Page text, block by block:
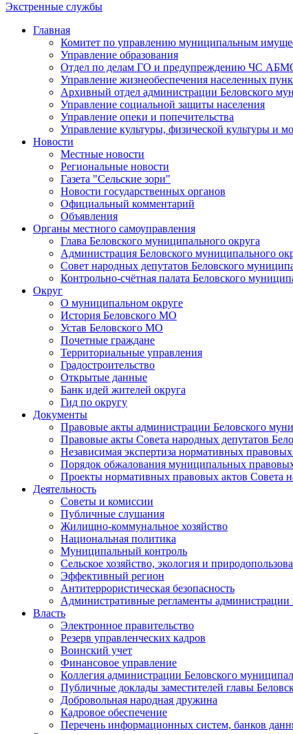
Экстренные службы
Главная
Комитет по управлению муниципальным
Управление образования
Отдел по делам ГО и предупреждению ЧС
Управление жизнеобеспечения населенных
Архивный отдел администрации Беловского
Управление социальной защиты населения
Управление опеки и попечительства
Управление культуры, физической культуры и
Новости
Местные новости
Региональные новости
Газета "Сельские зори"
Новости государственных органов
Официальный комментарий
Объявления
Органы местного самоуправления
Глава Беловского муниципального округа
Администрация Беловского муниципального
Совет народных депутатов Беловского
Контрольно-счётная палата Беловского
Округ
О муниципальном округе
История Беловского МО
Устав Беловского МО
Почетные граждане
Территориальные управления
Градостроительство
Открытые данные
Банк идей жителей округа
Гид по округу
Документы
Правовые акты администрации Беловского
Правовые акты Совета народных депутатов
Независимая экспертиза нормативных
Порядок обжалования муниципальных
Проекты нормативных правовых актов Совета
Деятельность
Советы и комиссии
Публичные слушания
Жилищно-коммунальное хозяйство
Национальная политика
Муниципальный контроль
Сельское хозяйство, экология и
Эффективный регион
Антитеррористическая безопасность
Административные регламенты
Власть
Электронное правительство
Резерв управленческих кадров
Воинский учет
Финансовое управление
Коллегия администрации Беловского
Публичные доклады заместителей главы
Добровольная народная дружина
Кадровое обеспечение
Перечень информационных систем, банков